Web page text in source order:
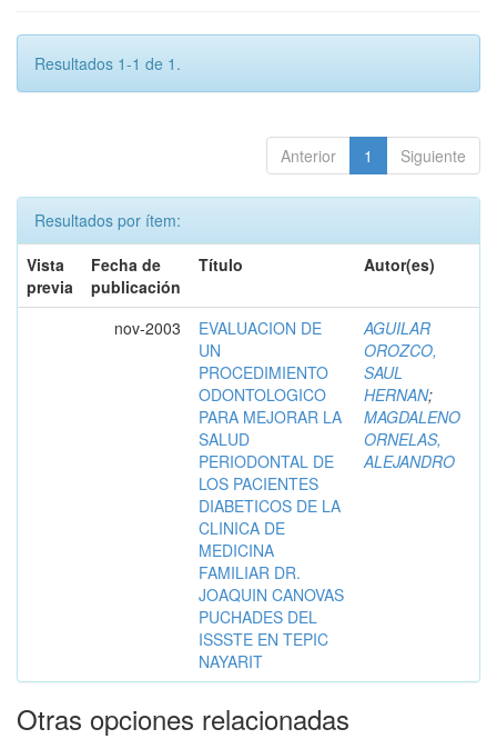
Resultados 1-1 de 1.
Anterior 1 Siguiente
Resultados por ítem:
Vista
previa
Fecha de
publicación
Título Autor(es)
nov-2003
EVALUACION DE
UN
PROCEDIMIENTO
ODONTOLOGICO
PARA MEJORAR LA
SALUD
PERIODONTAL DE
LOS PACIENTES
DIABETICOS DE LA
CLINICA DE
MEDICINA
FAMILIAR DR.
JOAQUIN CANOVAS
PUCHADES DEL
ISSSTE EN TEPIC
NAYARIT
AGUILAR
OROZCO,
SAUL
HERNAN;
MAGDALENO
ORNELAS,
ALEJANDRO
Otras opciones relacionadas